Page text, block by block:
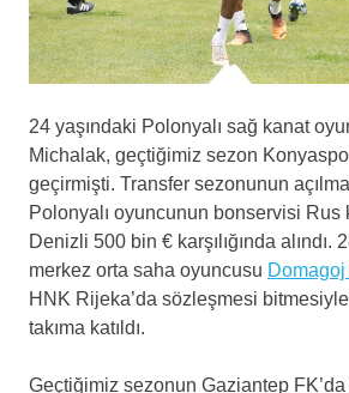
24 yaşındaki Polonyalı sağ kanat
Michalak, geçtiğimiz sezon
geçirmişti. Transfer sezonunun
Polonyalı oyuncunun bonservisi Rus
Denizli 500 bin € karşılığında alındı.
merkez orta saha oyuncusu
HNK Rijeka’da sözleşmesi
takıma katıldı.
Geçtiğimiz sezonun Gaziantep